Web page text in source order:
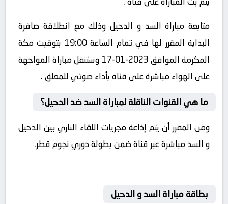
متابعة مباراة السد و الدحيل وذلك مع انطلاقة صافرة
البداية المقرر لها في تمام الساعة 19:00 بتوقيت مكة
المكرمة الموافق 2023-01-17 وستنقل مباراة المواجهة
على الهواء مباشرة على قناة بأداء صوتي للمعلق .
ما هي القنوات الناقلة لمباراة السد ضد الدحيل؟
ومن المقرر أن يتم إذاعة مجريات اللقاء الناري بين الدحيل
و السد مباشرة عبر قناة ضمن بطولة دوري نجوم قطر.
بطاقة مباراة السد و الدحيل